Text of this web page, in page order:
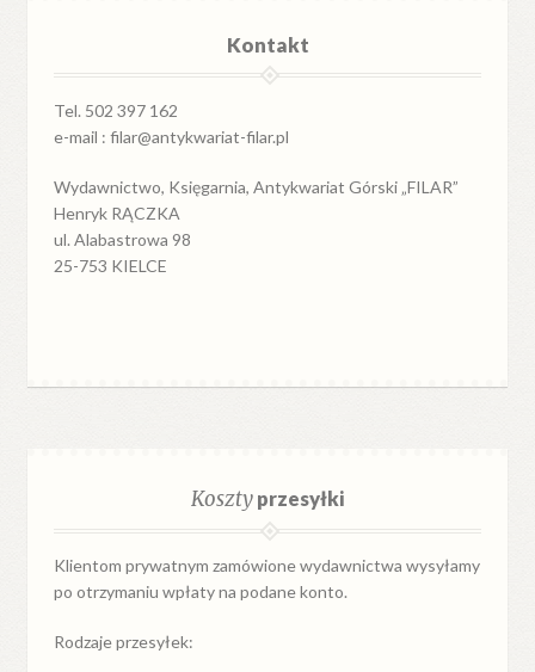
Kontakt
Tel. 502 397 162
e-mail : filar@antykwariat-filar.pl
Wydawnictwo, Księgarnia, Antykwariat Górski „FILAR”
Henryk RĄCZKA
ul. Alabastrowa 98
25-753 KIELCE
Kosztyprzesyłki
Klientom prywatnym zamówione wydawnictwa wysyłamy
po otrzymaniu wpłaty na podane konto.
Rodzaje przesyłek: